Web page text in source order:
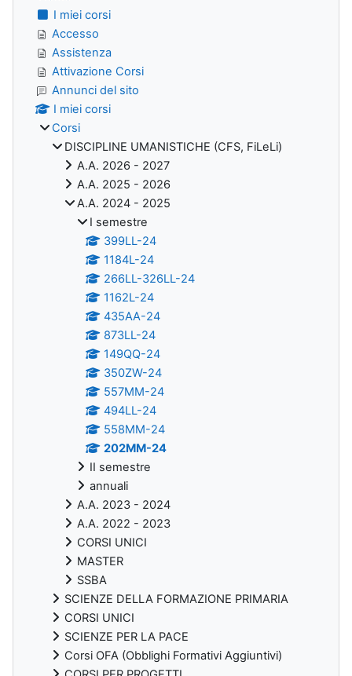
I miei corsi
Accesso
Assistenza
Attivazione Corsi
Annunci del sito
I miei corsi
Corsi
DISCIPLINE UMANISTICHE (CFS, FiLeLi)
A.A. 2026 - 2027
A.A. 2025 - 2026
A.A. 2024 - 2025
I semestre
399LL-24
1184L-24
266LL-326LL-24
1162L-24
435AA-24
873LL-24
149QQ-24
350ZW-24
557MM-24
494LL-24
558MM-24
202MM-24
II semestre
annuali
A.A. 2023 - 2024
A.A. 2022 - 2023
CORSI UNICI
MASTER
SSBA
SCIENZE DELLA FORMAZIONE PRIMARIA
CORSI UNICI
SCIENZE PER LA PACE
Corsi OFA (Obblighi Formativi Aggiuntivi)